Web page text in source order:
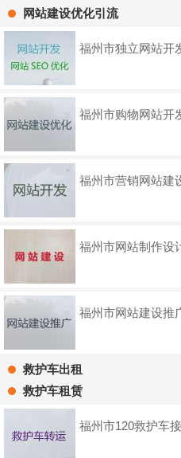
网站建设优化引流
福州市独立网站开
福州市购物网站开
福州市营销网站建
福州市网站制作设
福州市网站建设推
救护车出租
救护车租赁
福州市120救护车